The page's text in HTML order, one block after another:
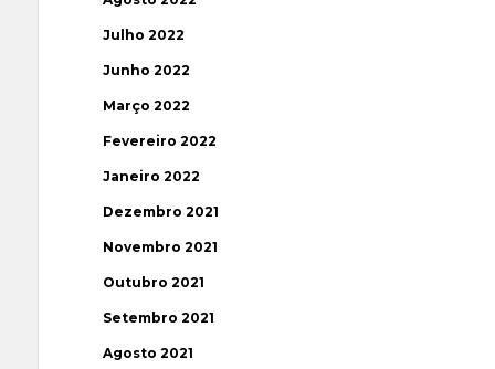
Julho 2022
Junho 2022
Março 2022
Fevereiro 2022
Janeiro 2022
Dezembro 2021
Novembro 2021
Outubro 2021
Setembro 2021
Agosto 2021